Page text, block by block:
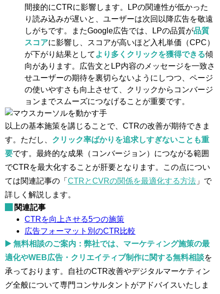
間接的にCTRに影響します。LPの関連性が低かった
り読み込みが遅いと、ユーザーは次回以降広告を敬遠
しがちです。またGoogle広告では、LPの品質が品質
スコアに影響し、スコアが高いほど入札単価（CPC）
が下がり結果として より多くクリックを獲得できる傾
向があります​。広告文とLP内容のメッセージを一致さ
せユーザーの期待を裏切らないようにしつつ、ページ
の使いやすさも向上させて、クリックからコンバージ
ョンまでスムーズにつなげることが重要です。
以上の基本施策を講じることで、CTRの改善が期待できま
す。ただし、 クリック率ばかりを追求しすぎないことも重
要です。最終的な成果（コンバージョン）につながる範囲
でCTRを最大化することが肝要となります。この点につい
ては関連記事の「 CTRとCVRの関係を最適化する方法 」で
詳しく解説します。
関連記事
CTRを向上させる5つの施策
広告フォーマット別のCTR比較
▶️ 無料相談のご案内： 弊社では、マーケティング施策の最
適化やWEB広告・クリエイティブ制作に関する無料相談を
承っております。自社のCTR改善やデジタルマーケティン
グ全般について専門コンサルタントがアドバイスいたしま